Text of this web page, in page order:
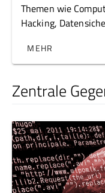
Themen wie
Hacking,
stark an
eines gemeinsam:
MEHR
Zentrale